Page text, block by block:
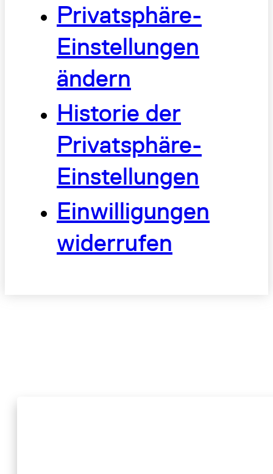
Privatsphäre-
Einstellungen
ändern
Historie der
Privatsphäre-
Einstellungen
Einwilligungen
widerrufen